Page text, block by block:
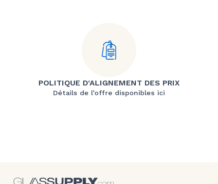
POLITIQUE D'ALIGNEMENT DES PRIX
Détails de l'offre disponibles ici